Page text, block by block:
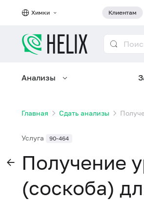
Химки Клиентам
Анализы
Главная Сдать анализы
Услуга 90-464
Получение
(соскоба)